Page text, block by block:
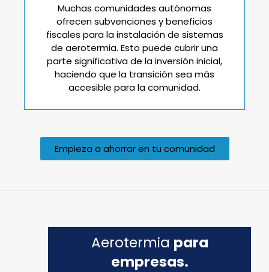
Muchas comunidades autónomas
ofrecen subvenciones y beneficios
fiscales para la instalación de sistemas
de aerotermia. Esto puede cubrir una
parte significativa de la inversión inicial,
haciendo que la transición sea más
accesible para la comunidad.
Empieza a ahorrar en tu comunidad
Aerotermia para
empresas.